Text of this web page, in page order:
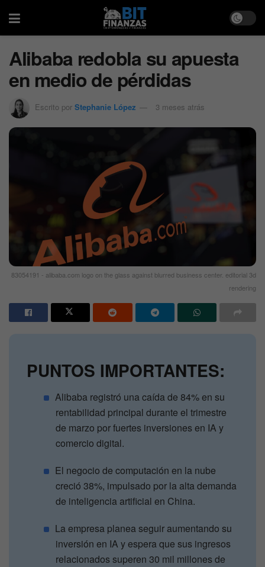
Alibaba redobla su apuesta
en medio de pérdidas
Escrito por Stephanie López 3 meses atrás
83054191 - alibaba.com logo on the glass against blurred business center. editorial 3d
rendering
PUNTOS IMPORTANTES:
Alibaba registró una caída de 84% en su
rentabilidad principal durante el trimestre
de marzo por fuertes inversiones en IA y
comercio digital.
El negocio de computación en la nube
creció 38%, impulsado por la alta demanda
de inteligencia artificial en China.
La empresa planea seguir aumentando su
inversión en IA y espera que sus ingresos
relacionados superen 30 mil millones de